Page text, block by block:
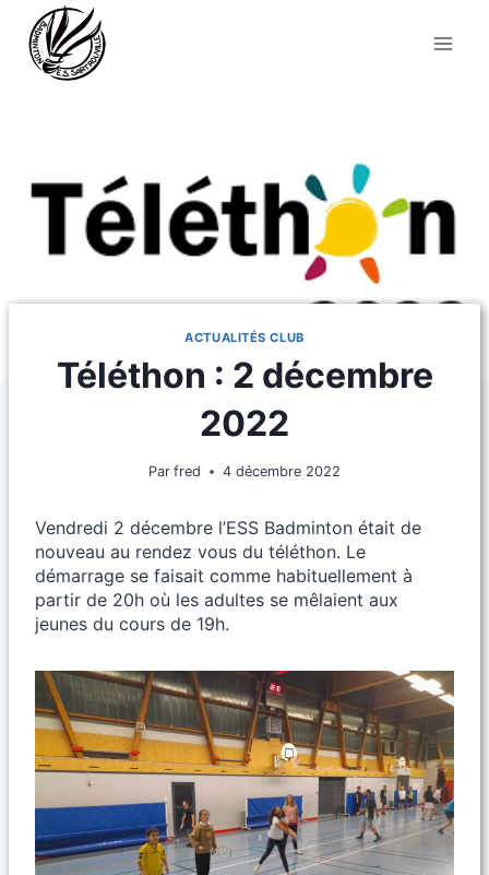
contenu
ACTUALITÉS CLUB
Téléthon : 2 décembre
2022
Par fred 4 décembre 2022
Vendredi 2 décembre l’ESS Badminton était de
nouveau au rendez vous du téléthon. Le
démarrage se faisait comme habituellement à
partir de 20h où les adultes se mêlaient aux
jeunes du cours de 19h.